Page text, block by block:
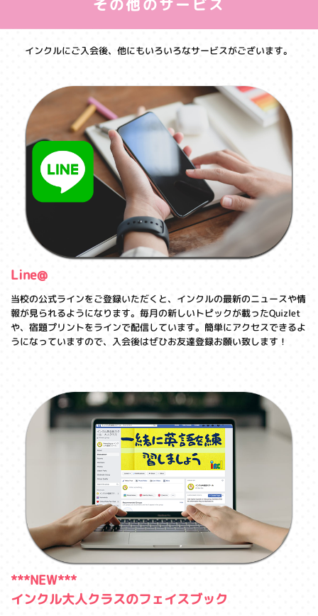
その他のサービス
インクルにご入会後、他にもいろいろなサービスがございます。
Line@
当校の公式ラインをご登録いただくと、インクルの最新のニュースや情
報が見られるようになります。毎月の新しいトピックが載ったQuizlet
や、宿題プリントをラインで配信しています。簡単にアクセスできるよ
うになっていますので、入会後はぜひお友達登録お願い致します！
***NEW***
インクル大人クラスのフェイスブック